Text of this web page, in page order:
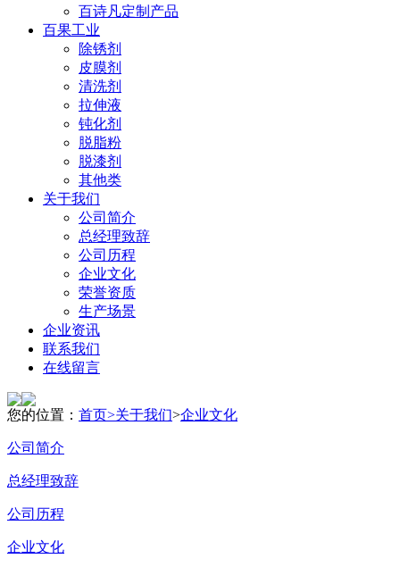
百诗凡定制产品
百果工业
除锈剂
皮膜剂
清洗剂
拉伸液
钝化剂
脱脂粉
脱漆剂
其他类
关于我们
公司简介
总经理致辞
公司历程
企业文化
荣誉资质
生产场景
企业资讯
联系我们
在线留言
您的位置： 首页>关于我们>企业文化
公司简介
总经理致辞
公司历程
企业文化